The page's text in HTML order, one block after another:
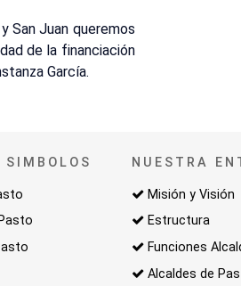
San Juan queremos
de la financiación
García.
SIMBOLOS NUESTRA
Misión y Visión
Estructura
Funciones
Alcaldes de